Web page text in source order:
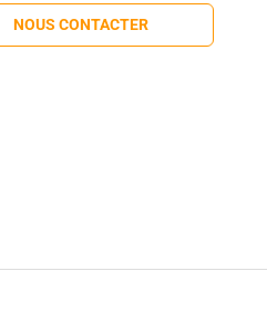
NOUS CONTACTER